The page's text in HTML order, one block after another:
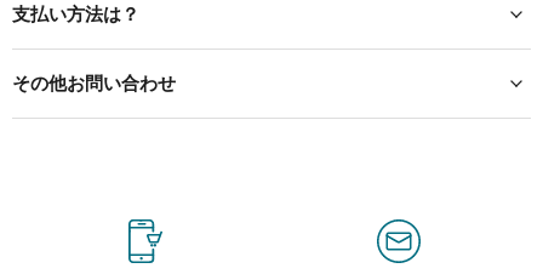
支払い方法は？
その他お問い合わせ